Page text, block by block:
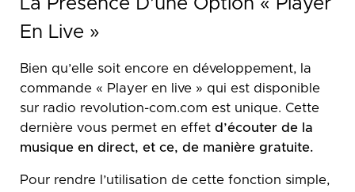
La Présence D’une Option « Player
En Live »
Bien qu’elle soit encore en développement, la
commande « Player en live » qui est disponible
sur radio revolution-com.com est unique. Cette
dernière vous permet en effet d’écouter de la
musique en direct, et ce, de manière gratuite.
Pour rendre l’utilisation de cette fonction simple,